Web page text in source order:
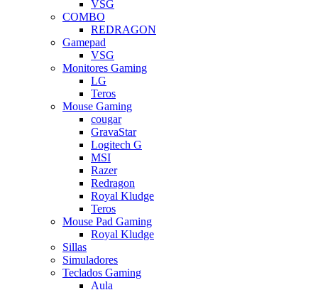
VSG
COMBO
REDRAGON
Gamepad
VSG
Monitores Gaming
LG
Teros
Mouse Gaming
cougar
GravaStar
Logitech G
MSI
Razer
Redragon
Royal Kludge
Teros
Mouse Pad Gaming
Royal Kludge
Sillas
Simuladores
Teclados Gaming
Aula